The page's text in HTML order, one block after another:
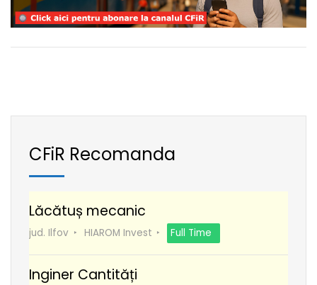
CFiR Recomanda
Lăcătuș mecanic
jud. Ilfov HIAROM Invest Full Time
Inginer Cantități